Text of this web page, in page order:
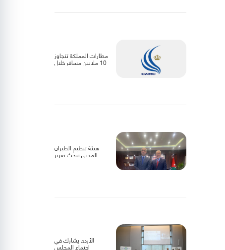
مطارات المملكة تتجاوز
10 ملايين مسافر خلال
هيئة تنظيم الطيران
المدني تبحث تعزيز
التعاون مع الجانب
الأردن يشارك في
اجتماع المجلس